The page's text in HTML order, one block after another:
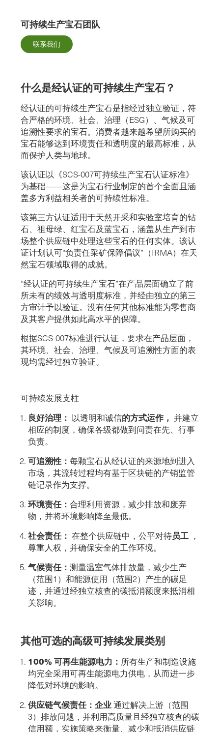
可持续生产宝石团队
联系我们
什么是经认证的可持续生产宝石？
经认证的可持续生产宝石是指经过独立验证，符
合严格的环境、社会、治理（ESG）、气候及可
追溯性要求的宝石。消费者越来越希望所购买的
宝石能够达到环境责任和透明度的最高标准，从
而保护人类与地球。
该认证以《SCS-007可持续生产宝石认证标准》
为基础——这是为宝石行业制定的首个全面且涵
盖多方利益相关者的可持续性标准。
该第三方认证适用于天然开采和实验室培育的钻
石、祖母绿、红宝石及蓝宝石，涵盖从生产到市
场整个供应链中处理这些宝石的任何实体。该认
证计划认可“负责任采矿保障倡议”（IRMA）在天
然宝石领域取得的成就。
“经认证的可持续生产宝石”在产品层面确立了前
所未有的绩效与透明度标准，并经由独立的第三
方审计予以验证。没有任何其他标准能为零售商
及其客户提供如此高水平的保障。
根据SCS-007标准进行认证，要求在产品层面，
其环境、社会、治理、气候及可追溯性方面的表
现均需经过独立验证。
可持续发展支柱
良好治理： 以透明和诚信的方式运作， 并建立
相应的制度，确保各级都做到问责在先、行事
负责。
可追溯性： 每颗宝石从经认证的来源地到进入
市场，其流转过程均有基于区块链的产销监管
链记录作为支撑。
环境责任： 合理利用资源，减少排放和废弃
物，并将环境影响降至最低。
社会责任： 在整个供应链中，公平对待员工 ，
尊重人权，并确保安全的工作环境。
气候责任： 测量温室气体排放量，减少生产
（范围1）和能源使用（范围2）产生的碳足
迹，并通过经独立核查的碳抵消额度来抵消相
关影响。
其他可选的高级可持续发展类别
100% 可再生能源电力： 所有生产和制造设施
均完全采用可再生能源电力供电，从而进一步
降低对环境的影响。
供应链气候责任：企业通过解决上游（范围
3）排放问题，并利用高质量且经独立核查的碳
信用额，实施策略来衡量、减少和抵消供应链